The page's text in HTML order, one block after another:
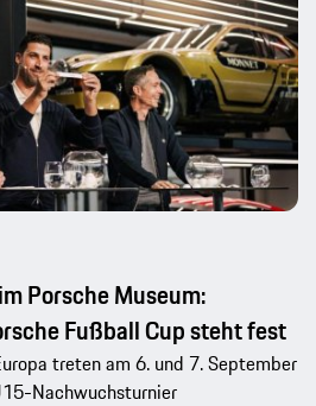
Porsche Museum:
Fußball Cup steht fest
treten am 6. und 7. September
Nachwuchsturnier